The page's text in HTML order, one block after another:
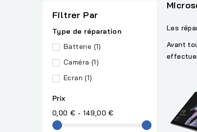
Filtrer Par
Type de réparation
Batterie (1)
Caméra (1)
Ecran (1)
Prix
0,00 € - 149,00 €
Les
Avant